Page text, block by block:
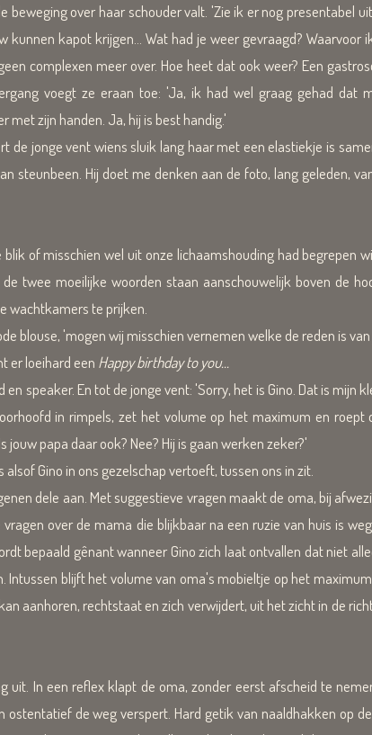
over haar schouder valt. 'Zie ik er nog presentabel uit
kapot krijgen... Wat had je weer gevraagd? Waarvoor
complexen meer over. Hoe heet dat ook weer? Een
voegt ze eraan toe: 'Ja, ik had wel graag gehad dat
met zijn handen. Ja, hij is best handig.'
de jonge vent wiens sluik lang haar met een elastiekje is
steunbeen. Hij doet me denken aan de foto, lang geleden,
of misschien wel uit onze lichaamshouding had begrepen
twee moeilijke woorden staan aanschouwelijk boven de
wachtkamers te prijken.
blouse, 'mogen wij misschien vernemen welke de reden is
er loeihard een Happy birthday to you...
speaker. En tot de jonge vent: 'Sorry, het is Gino. Dat is mijn
in rimpels, zet het volume op het maximum en roept
papa daar ook? Nee? Hij is gaan werken zeker?'
alsof Gino in ons gezelschap vertoeft, tussen ons in zit.
dele aan. Met suggestieve vragen maakt de oma, bij
over de mama die blijkbaar na een ruzie van huis is
bepaald gênant wanneer Gino zich laat ontvallen dat niet
Intussen blijft het volume van oma's mobieltje op het
aanhoren, rechtstaat en zich verwijdert, uit het zicht in de
In een reflex klapt de oma, zonder eerst afscheid te
de weg verspert. Hard getik van naaldhakken op